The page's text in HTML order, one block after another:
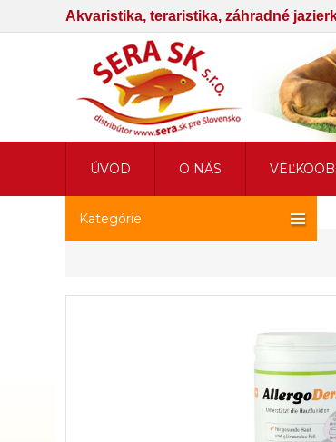
Akvaristika, teraristika, záhradné
Kategórie
ÚVOD O NÁS